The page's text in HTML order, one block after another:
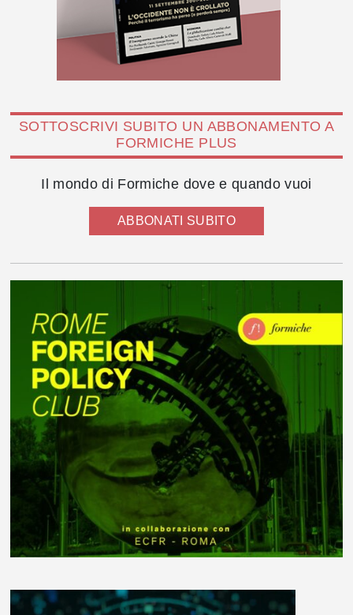
SOTTOSCRIVI SUBITO UN ABBONAMENTO A
FORMICHE PLUS
Il mondo di Formiche dove e quando vuoi
ABBONATI SUBITO